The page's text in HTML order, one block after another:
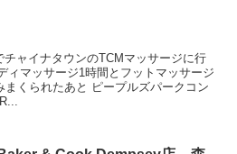
ャイナタウンのTCMマッサージに行
ィマッサージ1時間とフットマッサージ
まくられたあと ピープルズパークコン